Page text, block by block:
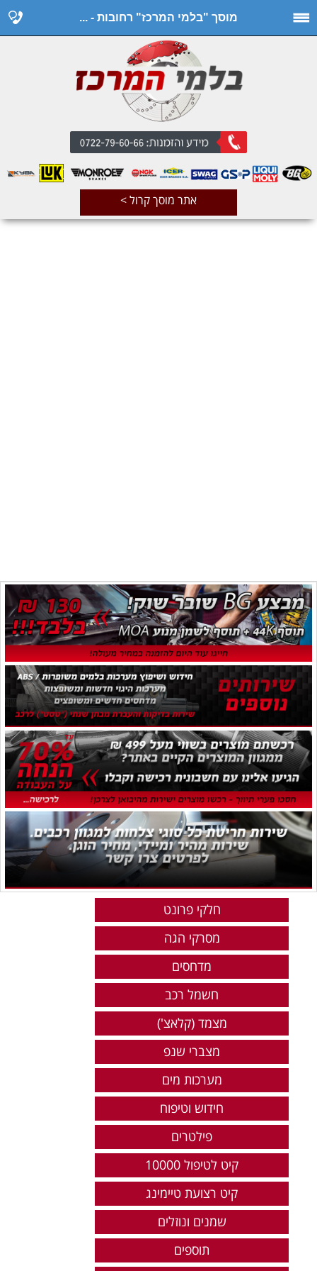
מוסך "בלמי המרכז" רחובות - ...
אתר מוסך קרול >
חלקי פרונט
מסרקי הגה
מדחסים
חשמל רכב
מצמד (קלאצ')
מצברי שנפ
מערכות מים
חידוש וטיפוח
פילטרים
קיט לטיפול 10000
קיט רצועת טיימינג
שמנים ונוזלים
תוספים